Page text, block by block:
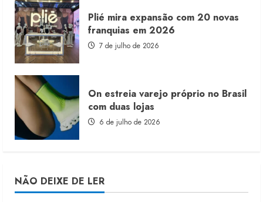
Plié mira expansão com 20 novas
franquias em 2026
7 de julho de 2026
On estreia varejo próprio no Brasil
com duas lojas
6 de julho de 2026
NÃO DEIXE DE LER